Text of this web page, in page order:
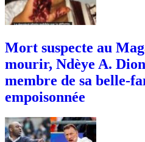
Mort suspecte au
mourir, Ndèye A.
membre de sa belle-
empoisonnée